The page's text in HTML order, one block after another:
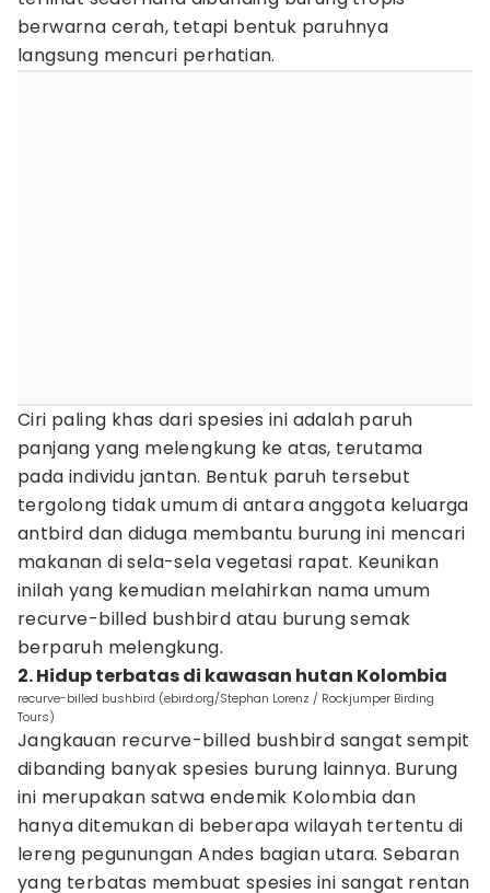
berwarna cerah, tetapi bentuk paruhnya
langsung mencuri perhatian.
Ciri paling khas dari spesies ini adalah paruh
panjang yang melengkung ke atas, terutama
pada individu jantan. Bentuk paruh tersebut
tergolong tidak umum di antara anggota keluarga
antbird dan diduga membantu burung ini mencari
makanan di sela-sela vegetasi rapat. Keunikan
inilah yang kemudian melahirkan nama umum
recurve-billed bushbird atau burung semak
berparuh melengkung.
2. Hidup terbatas di kawasan hutan Kolombia
recurve-billed bushbird (ebird.org/Stephan Lorenz / Rockjumper Birding
Tours)
Jangkauan recurve-billed bushbird sangat sempit
dibanding banyak spesies burung lainnya. Burung
ini merupakan satwa endemik Kolombia dan
hanya ditemukan di beberapa wilayah tertentu di
lereng pegunungan Andes bagian utara. Sebaran
yang terbatas membuat spesies ini sangat rentan